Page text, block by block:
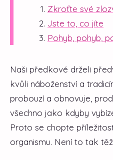
Zkroťte své
Jste to, co jíte
Pohyb, pohyb,
Naši předkové drželi
kvůli náboženství a
probouzí a obnovuje,
všechno jako kdyby
Proto se chopte
organismu. Není to tak